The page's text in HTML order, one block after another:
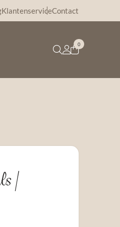
KlantenserviceContact
0
|